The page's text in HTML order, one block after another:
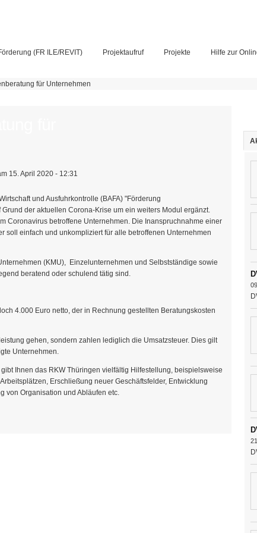
(FR ILE/REVIT) Projektaufruf Projekte Hilfe zur
für Unternehmen
15. April 2020 - 12:31
und Ausfuhrkontrolle (BAFA) "Förderung
der aktuellen Corona-Krise um ein weiters Modul ergänzt.
Coronavirus betroffene Unternehmen. Die Inanspruchnahme einer
soll einfach und unkompliziert für alle betroffenen Unternehmen
(KMU), Einzelunternehmen und Selbstständige sowie
beratend oder schulend tätig sind.
4.000 Euro netto, der in Rechnung gestellten Beratungskosten
gehen, sondern zahlen lediglich die Umsatzsteuer. Dies gilt
Unternehmen.
Ihnen das RKW Thüringen vielfältig Hilfestellung, beispielsweise
Erschließung neuer Geschäftsfelder, Entwicklung
von Organisation und Abläufen etc.